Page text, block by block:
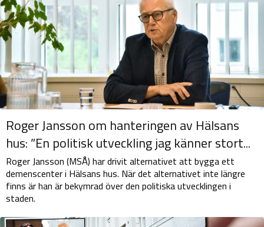
Roger Jansson om hanteringen av Hälsans
hus: ”En politisk utveckling jag känner stort...
Roger Jansson (MSÅ) har drivit alternativet att bygga ett
demenscenter i Hälsans hus. När det alternativet inte längre
finns är han är bekymrad över den politiska utvecklingen i
staden.